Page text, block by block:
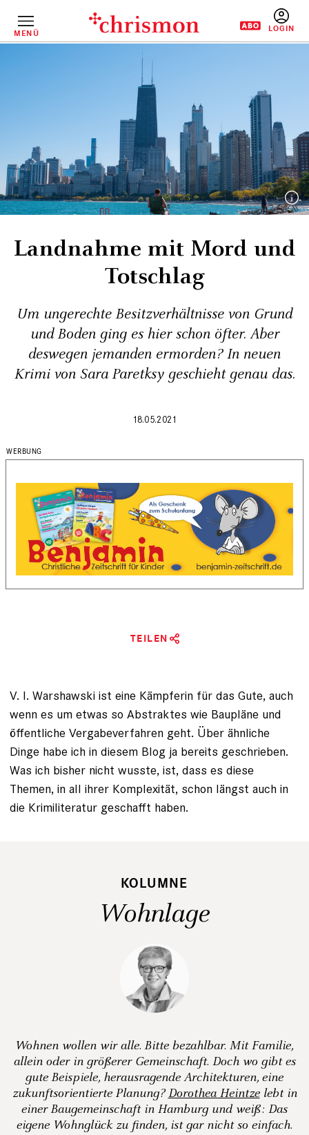
InhaltMENÜ
Landnahme mit Mord und
Totschlag
Um ungerechte Besitzverhältnisse von Grund
und Boden ging es hier schon öfter. Aber
deswegen jemanden ermorden? In neuen
Krimi von Sara Paretksy geschieht genau das.
18.05.2021
TEILEN
V. I. Warshawski ist eine Kämpferin für das Gute, auch
wenn es um etwas so Abstraktes wie Baupläne und
öffentliche Vergabeverfahren geht. Über ähnliche
Dinge habe ich in diesem Blog ja bereits geschrieben.
Was ich bisher nicht wusste, ist, dass es diese
Themen, in all ihrer Komplexität, schon längst auch in
die Krimiliteratur geschafft haben.
KOLUMNE
Wohnlage
Wohnen wollen wir alle. Bitte bezahlbar. Mit Familie,
allein oder in größerer Gemeinschaft. Doch wo gibt es
gute Beispiele, herausragende Architekturen, eine
zukunftsorientierte Planung?Dorothea Heintzelebt in
einer Baugemeinschaft in Hamburg und weiß: Das
eigene Wohnglück zu finden, ist gar nicht so einfach.